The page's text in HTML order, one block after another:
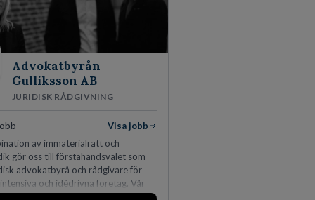
På vårt kontor i centrala Stockholm är
240 medarbetare.
Advokatbyrån
Gulliksson AB
JURIDISK RÅDGIVNING
Visa jobb
av immaterialrätt och
gör oss till förstahandsvalet som
advokatbyrå och rådgivare för
och idédrivna företag. Vår
IP-tillgångar har gett oss en